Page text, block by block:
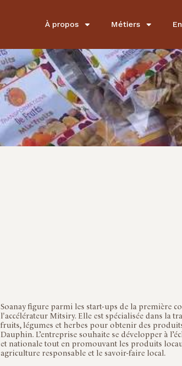
À propos Métiers
Soanay figure parmi les start-ups de la première
l'accélérateur Mitsiry. Elle est spécialisée dans la
fruits, légumes et herbes pour obtenir des produits
Dauphin. L’entreprise souhaite se développer à
et nationale tout en promouvant les produits
agriculture responsable et le savoir-faire local.